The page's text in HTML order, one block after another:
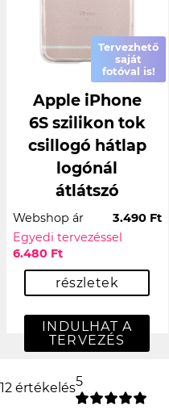
Tervezhető
saját
fotóval is!
Apple iPhone
6S szilikon tok
csillogó hátlap
logónál
átlátszó
Webshop ár
3.490 Ft
Egyedi tervezéssel
6.480 Ft
részletek
INDULHAT A
TERVEZÉS
12 értékelés5